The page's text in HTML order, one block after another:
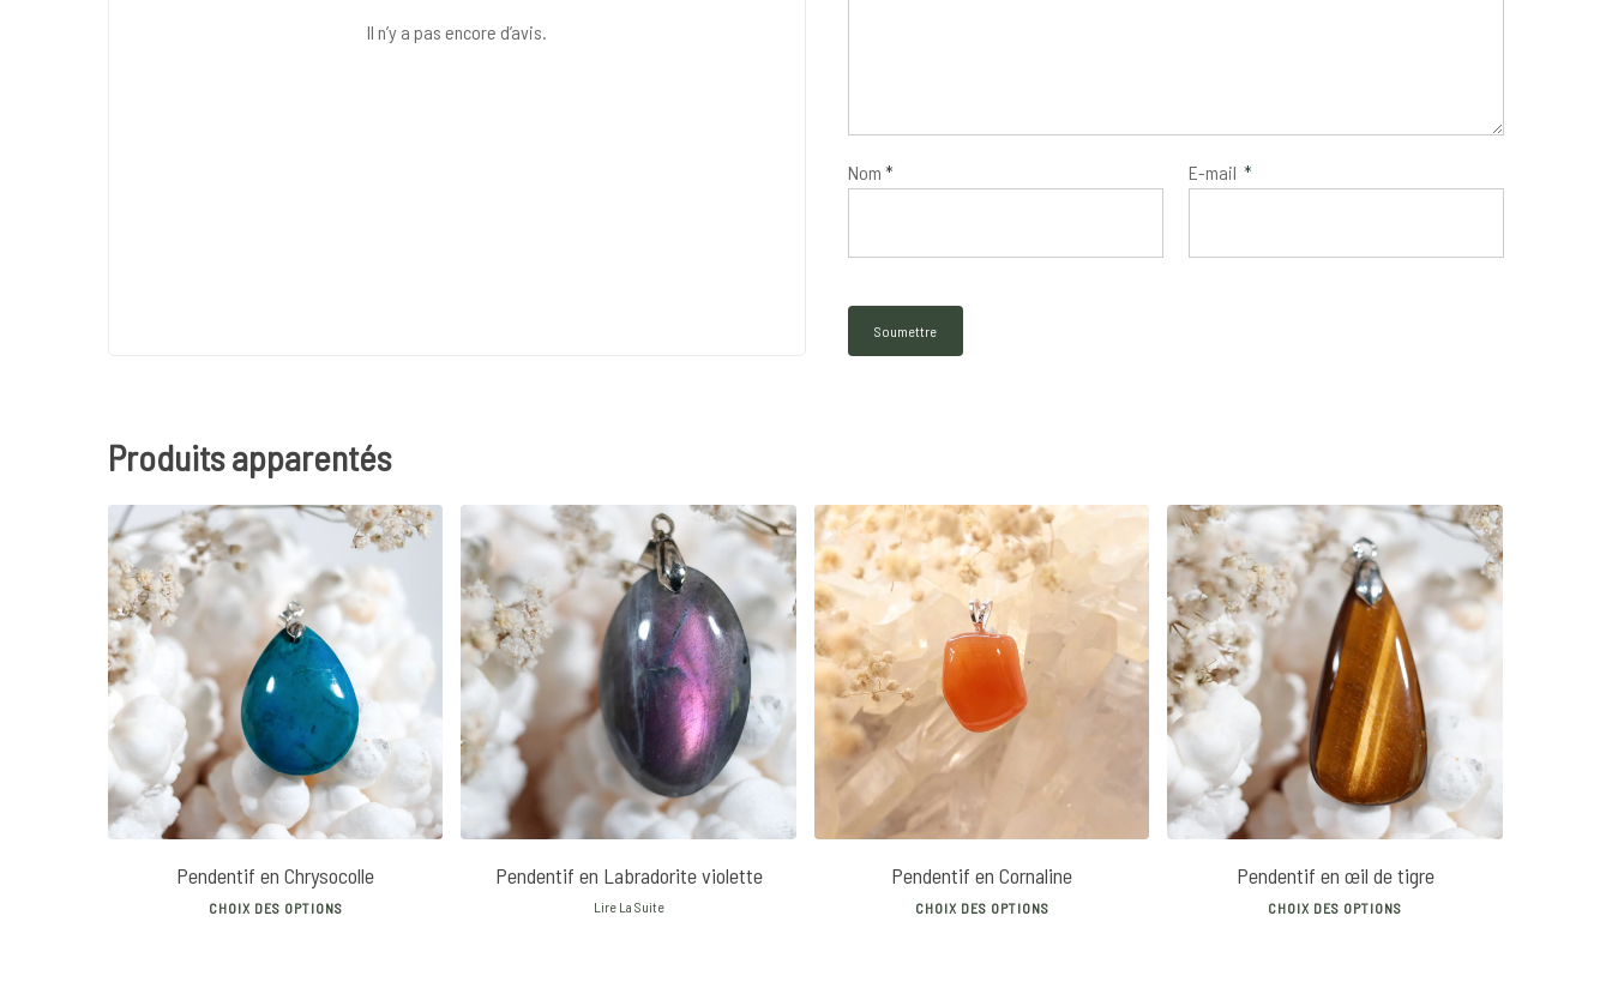
Il n’y a pas encore d’avis.
Nom * E-mail*
Produits apparentés
35€
Pendentif en Chrysocolle
CHOIX DES OPTIONSThis
Pendentif en Labradorite violette
Lire La Suite
22€
Pendentif en Cornaline
CHOIX DES OPTIONSThis
22€
5.00
Pendentif en œil de tigre
CHOIX DES OPTIONS